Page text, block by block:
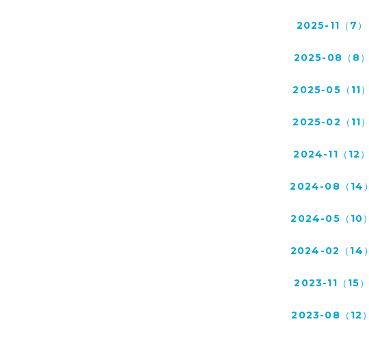
2025-11（7）
2025-08（8）
2025-05（11）
2025-02（11）
2024-11（12）
2024-08（14）
2024-05（10）
2024-02（14）
2023-11（15）
2023-08（12）